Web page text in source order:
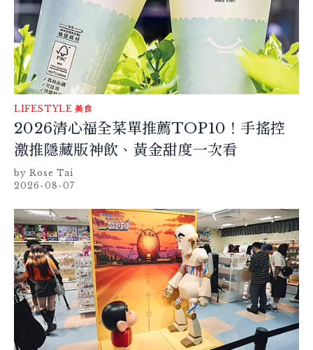
LIFESTYLE 美食
2026清心福全菜單推薦TOP10！手搖控
激推隱藏版神飲、黃金甜度一次看
Rose Tai
2026-08-07